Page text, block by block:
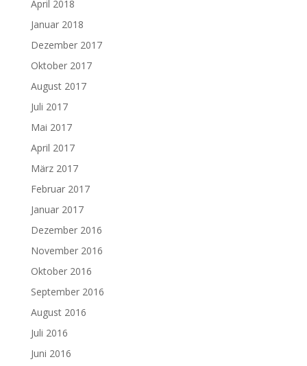
April 2018
Januar 2018
Dezember 2017
Oktober 2017
August 2017
Juli 2017
Mai 2017
April 2017
März 2017
Februar 2017
Januar 2017
Dezember 2016
November 2016
Oktober 2016
September 2016
August 2016
Juli 2016
Juni 2016